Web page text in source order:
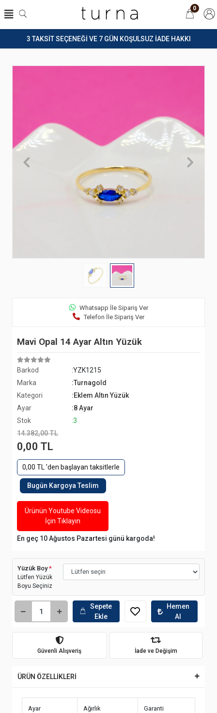
3 TAKSİT SEÇENEĞİ VE 7 GÜN KOŞULSUZ İADE HAKKI
0
Whatsapp İle Sipariş Ver
Telefon İle Sipariş Ver
Mavi Opal 14 Ayar Altın Yüzük
Barkod
:YZK1215
Marka
:Turnagold
Kategori
:Eklem Altın Yüzük
Ayar
:8 Ayar
Stok
:3
14.382,00 TL
0,00 TL
0,00 TL 'den başlayan taksitlerle
Bugün Kargoya Teslim
Ürünün Youtube Videosu
İçin Tıklayın
En geç 10 Ağustos Pazartesi günü kargoda!
Yüzük Boy*
Lütfen Yüzük
Boyu Seçiniz
Sepete
Ekle
Hemen
Al
Güvenli Alışveriş İade ve Değişim
ÜRÜN ÖZELLİKLERİ
Ayar Ağırlık Garanti